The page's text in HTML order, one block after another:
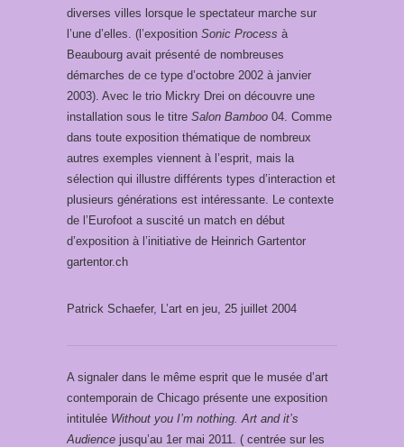
diverses villes lorsque le spectateur marche sur
l’une d’elles. (l’exposition Sonic Process à
Beaubourg avait présenté de nombreuses
démarches de ce type d’octobre 2002 à janvier
2003). Avec le trio Mickry Drei on découvre une
installation sous le titre Salon Bamboo 04. Comme
dans toute exposition thématique de nombreux
autres exemples viennent à l’esprit, mais la
sélection qui illustre différents types d’interaction et
plusieurs générations est intéressante. Le contexte
de l’Eurofoot a suscité un match en début
d’exposition à l’initiative de Heinrich Gartentor
gartentor.ch
Patrick Schaefer, L’art en jeu, 25 juillet 2004
A signaler dans le même esprit que le musée d’art
contemporain de Chicago présente une exposition
intitulée Without you I’m nothing. Art and it’s
Audience jusqu’au 1er mai 2011. ( centrée sur les